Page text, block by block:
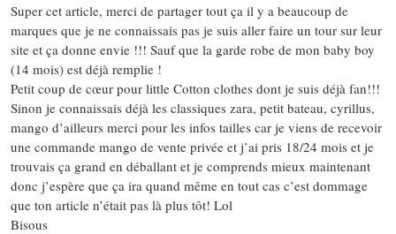
Super cet article, merci de partager tout ça il y a beaucoup de
marques que je ne connaissais pas je suis aller faire un tour sur leur
site et ça donne envie !!! Sauf que la garde robe de mon baby boy
(14 mois) est déjà remplie !
Petit coup de cœur pour little Cotton clothes dont je suis déjà fan!!!
Sinon je connaissais déjà les classiques zara, petit bateau, cyrillus,
mango d’ailleurs merci pour les infos tailles car je viens de recevoir
une commande mango de vente privée et j’ai pris 18/24 mois et je
trouvais ça grand en déballant et je comprends mieux maintenant
donc j’espère que ça ira quand même en tout cas c’est dommage
que ton article n’était pas là plus tôt! Lol
Bisous